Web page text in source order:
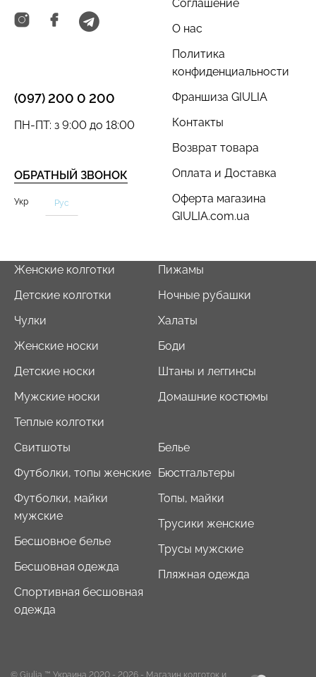
Соглашение
О нас
Политика
конфиденциальности
Франшиза GIULIA
Контакты
Возврат товара
Оплата и Доставка
Оферта магазина
GIULIA.com.ua
(097) 200 0 200
ОБРАТНЫЙ ЗВОНОК
ПН-ПТ: з 9:00 до 18:00
Укр Рус
Женские колготки
Детские колготки
Чулки
Женские носки
Детские носки
Мужские носки
Теплые колготки
Пижамы
Ночные рубашки
Халаты
Боди
Штаны и леггинсы
Домашние костюмы
Свитшоты
Футболки, топы женские
Футболки, майки
мужские
Бесшовное белье
Бесшовная одежда
Спортивная бесшовная
одежда
Белье
Бюстгальтеры
Топы, майки
Трусики женские
Трусы мужские
Пляжная одежда
© Giulia ™ Украина 2020 - 2026 - Магазин колготок и
Велосипедки с пуш-ап
(черный) Giulia
454 грн. 649 грн.
CAMI TOP RIB black
(черный) Giulia
299 грн.499 грн.